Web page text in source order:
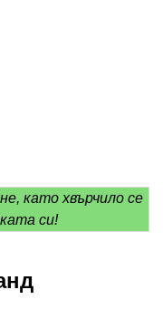
като хвърчило се
си!